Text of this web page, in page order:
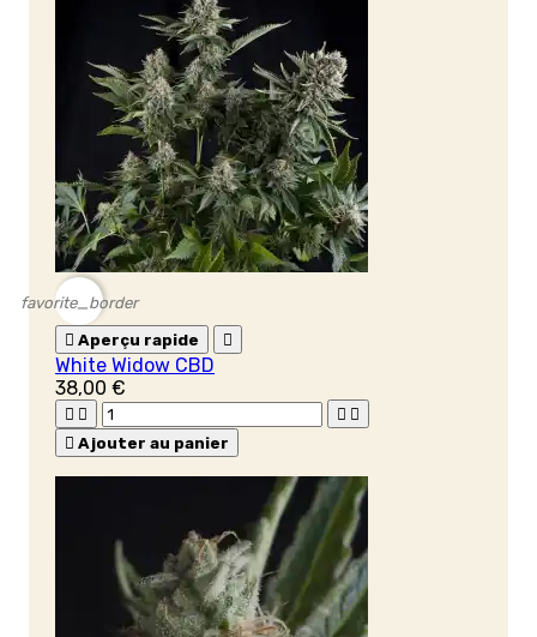
favorite_border
 Aperçu rapide 
White Widow CBD
38,00 €
   
 Ajouter au panier